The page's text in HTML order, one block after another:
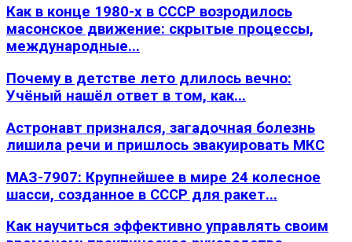
Как в конце 1980-х в СССР возродилось
масонское движение: скрытые процессы,
международные...
Почему в детстве лето длилось вечно:
Учёный нашёл ответ в том, как...
Астронавт признался, загадочная болезнь
лишила речи и пришлось эвакуировать МКС
МАЗ-7907: Крупнейшее в мире 24 колесное
шасси, созданное в СССР для ракет...
Как научиться эффективно управлять своим